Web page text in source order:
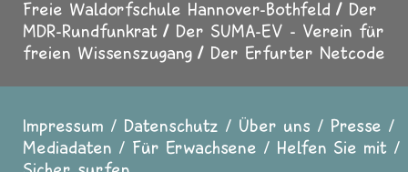
Freie Waldorfschule Hannover-Bothfeld
Der
MDR-Rundfunkrat
Der SUMA-EV - Verein für
freien Wissenszugang
Der Erfurter Netcode
Fußzeile
Impressum Datenschutz Über uns
Presse
Mediadaten
Für Erwachsene
Helfen Sie mit